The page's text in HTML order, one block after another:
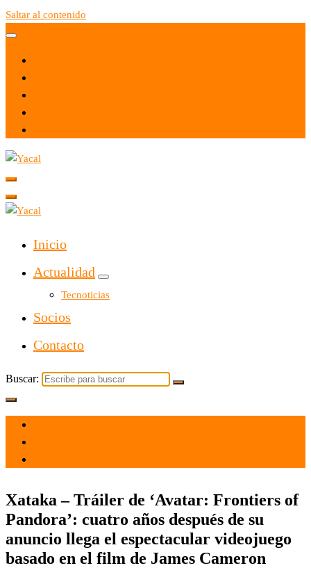
Saltar al contenido
Yacal micro hosting
Inicio
Actualidad
Tecnoticias
Socios
Contacto
Buscar:
Xataka – Tráiler de ‘Avatar: Frontiers of
Pandora’: cuatro años después de su
anuncio llega el espectacular videojuego
basado en el film de James Cameron